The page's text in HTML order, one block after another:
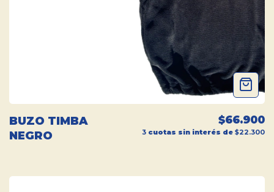
BUZO TIMBA
NEGRO
$66.900
3 cuotas sin interés de $22.300